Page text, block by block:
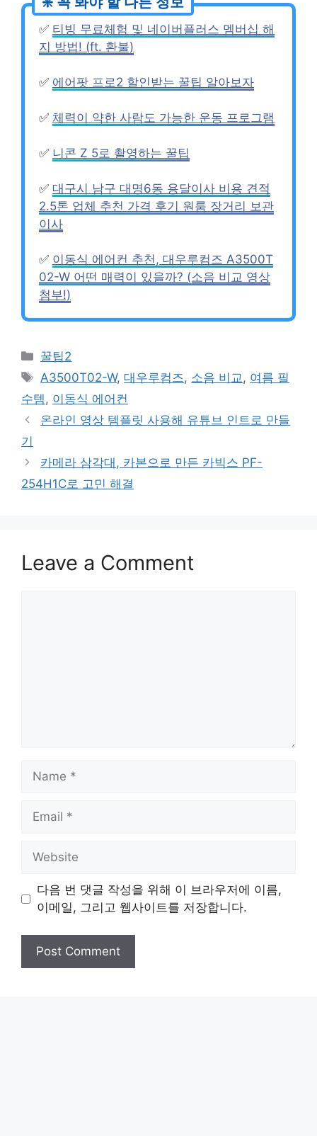
✅ 티빙 무료체험 및 네이버플러스 멤버십 해
지 방법! (ft. 환불)
✅ 에어팟 프로2 할인받는 꿀팁 알아보자
✅ 체력이 약한 사람도 가능한 운동 프로그램
✅ 니콘 Z 5로 촬영하는 꿀팁
✅ 대구시 남구 대명6동 용달이사 비용 견적
2.5톤 업체 추천 가격 후기 원룸 장거리 보관
이사
✅ 이동식 에어컨 추천, 대우루컴즈 A3500T
02-W 어떤 매력이 있을까? (소음 비교 영상
첨부!)
Categories
꿀팁2
Tags
A3500T02-W,대우루컴즈, 소음 비교, 여름 필
수템, 이동식 에어컨
온라인 영상 템플릿 사용해 유튜브 인트로 만들
기
카메라 삼각대, 카본으로 만든 카빅스 PF-
254H1C로 고민 해결
Leave a Comment
Name
Email
Website
다음 번 댓글 작성을 위해 이 브라우저에 이름,
이메일, 그리고 웹사이트를 저장합니다.